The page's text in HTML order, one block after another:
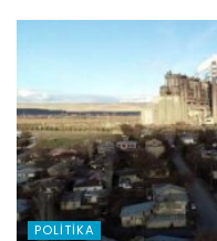
POLITIKA